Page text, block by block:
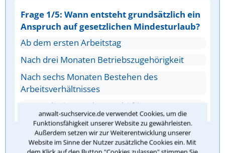
anwalt-suchservice.de verwendet Cookies, um die
Funktionsfähigkeit unserer Website zu gewährleisten.
Außerdem setzen wir zur Weiterentwicklung unserer
Website im Sinne der Nutzer zusätzliche Cookies ein. Mit
Frage 1/5: Wann entsteht grundsätzlich ein
Anspruch auf gesetzlichen Mindesturlaub?
Ab dem ersten Arbeitstag
Nach drei Monaten Betriebszugehörigkeit
Nach sechs Monaten Bestehen des
Arbeitsverhältnisses
Erst nach einem Jahr Beschäftigung
Antwort überprüfen